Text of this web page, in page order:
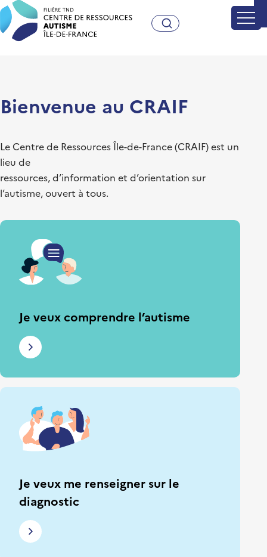
Craif - Centre de
Bienvenue au CRAIF
Le Centre de Ressources Île-de-France (CRAIF) est un
lieu de
ressources, d’information et d’orientation sur
l’autisme, ouvert à tous.
Je veux comprendre l’autisme
Je veux me renseigner sur le
diagnostic